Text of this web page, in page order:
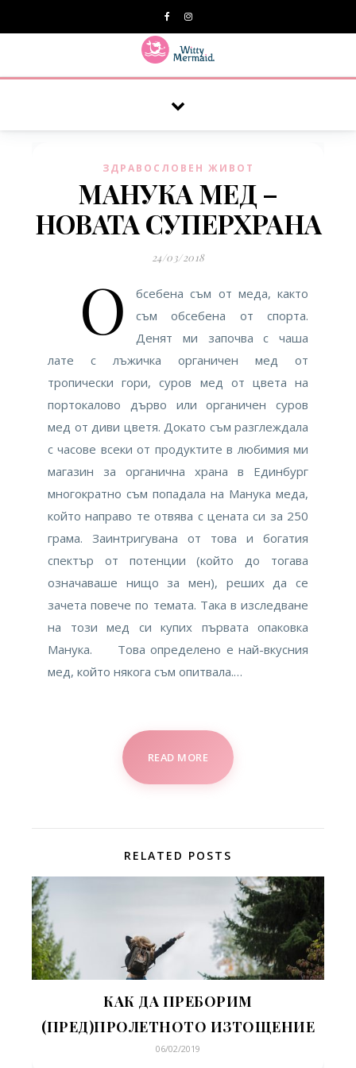
ЗДРАВОСЛОВЕН ЖИВОТ
МАНУКА МЕД –
НОВАТА СУПЕРХРАНА
24/03/2018
О
бсебена съм от меда, както
съм обсебена от спорта.
Денят ми започва с чаша
лате с лъжичка органичен мед от
тропически гори, суров мед от цвета на
портокалово дърво или органичен суров
мед от диви цветя. Докато съм разглеждала
с часове всеки от продуктите в любимия ми
магазин за органична храна в Единбург
многократно съм попадала на Манука меда,
който направо те отвява с цената си за 250
грама. Заинтригувана от това и богатия
спектър от потенции (който до тогава
означаваше нищо за мен), реших да се
зачета повече по темата. Така в изследване
на този мед си купих първата опаковка
Манука. Това определено е най-вкусния
мед, който някога съм опитвала.…
READ MORE
RELATED POSTS
КАК ДА ПРЕБОРИМ
(ПРЕД)ПРОЛЕТНОТО ИЗТОЩЕНИЕ
06/02/2019